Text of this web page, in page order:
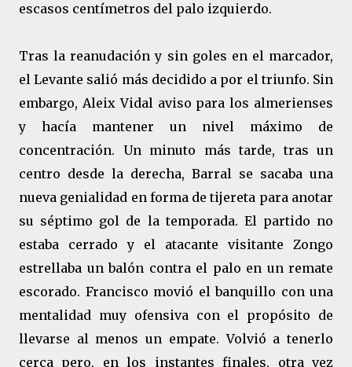
escasos centímetros del palo izquierdo.
Tras la reanudación y sin goles en el marcador,
el Levante salió más decidido a por el triunfo. Sin
embargo, Aleix Vidal aviso para los almerienses
y hacía mantener un nivel máximo de
concentración. Un minuto más tarde, tras un
centro desde la derecha, Barral se sacaba una
nueva genialidad en forma de tijereta para anotar
su séptimo gol de la temporada. El partido no
estaba cerrado y el atacante visitante Zongo
estrellaba un balón contra el palo en un remate
escorado. Francisco movió el banquillo con una
mentalidad muy ofensiva con el propósito de
llevarse al menos un empate. Volvió a tenerlo
cerca pero, en los instantes finales, otra vez